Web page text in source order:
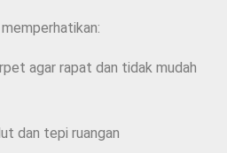
agar rapat dan tidak mudah
dan tepi ruangan